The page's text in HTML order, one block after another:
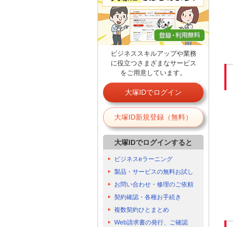
ビジネススキルアップや業務
に役立つさまざまなサービス
をご用意しています。
大塚IDでログイン
大塚ID新規登録（無料）
大塚IDでログインすると
ビジネスeラーニング
製品・サービスの無料お試し
お問い合わせ・修理のご依頼
契約確認・各種お手続き
複数契約ひとまとめ
Web請求書の発行、ご確認